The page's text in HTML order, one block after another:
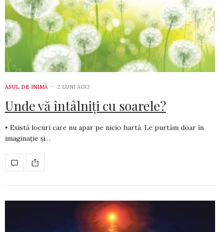
ASUL DE INIMĂ 2 LUNI AGO
Unde vă întâlniți cu soarele?
• Există locuri care nu apar pe nicio hartă. Le purtăm doar în
ima­ginație și…